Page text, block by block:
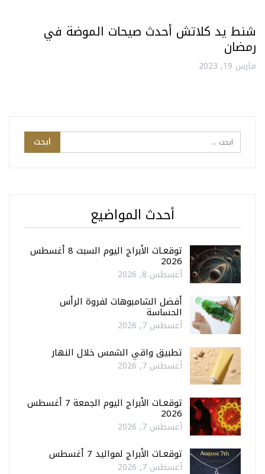
شنط يد كلاتش أحدث صيحات الموضة في
رمضان
مارس 19, 2023
أحدث المواضيع
توقعـات الأبراج اليوم السبت 8 أغسطس
2026
أغسطس 8, 2026
أفضل الشامبوهات لفروة الرأس
الحساسة
أغسطس 7, 2026
تطبيق واقي الشمس خلال النهار
أغسطس 7, 2026
توقعـات الأبراج اليوم الجمعة 7 أغسطس
2026
أغسطس 7, 2026
توقعـات الأبراج لمواليد 7 أغسطس
أغسطس 7, 2026